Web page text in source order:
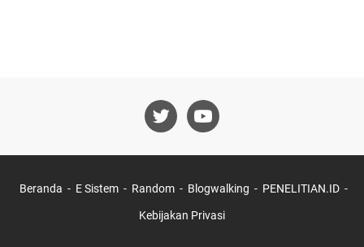
Beranda E Sistem Random Blogwalking PENELITIAN.ID
Kebijakan Privasi